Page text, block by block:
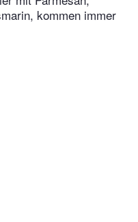
kommen immer